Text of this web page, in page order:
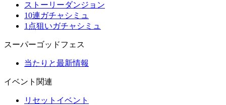
ストーリーダンジョン
10連ガチャシミュ
1点狙いガチャシミュ
スーパーゴッドフェス
当たりと最新情報
イベント関連
リセットイベント